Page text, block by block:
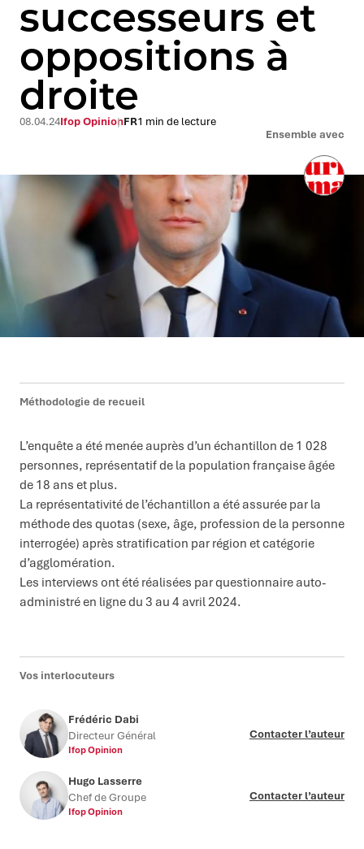
successeurs et
oppositions à
droite
Ensemble avec
08.04.24Ifop OpinionFR1 min de lecture
Méthodologie de recueil
L’enquête a été menée auprès d’un échantillon de 1 028
personnes, représentatif de la population française âgée
de 18 ans et plus.
La représentativité de l’échantillon a été assurée par la
méthode des quotas (sexe, âge, profession de la personne
interrogée) après stratification par région et catégorie
d’agglomération.
Les interviews ont été réalisées par questionnaire auto-
administré en ligne du 3 au 4 avril 2024.
Vos interlocuteurs
Frédéric Dabi
Directeur Général
Ifop Opinion
Contacter l’auteur
Hugo Lasserre
Chef de Groupe
Ifop Opinion
Contacter l’auteur